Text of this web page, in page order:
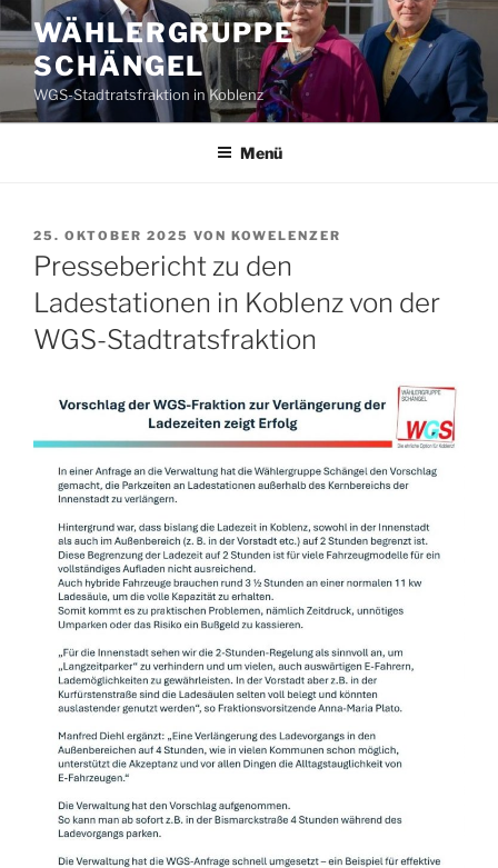
Zum
Inhalt
springen
WÄHLERGRUPPE
SCHÄNGEL
WGS-Stadtratsfraktion in Koblenz
Menü
VERÖFFENTLICHT
AM
25. OKTOBER 2025 VON KOWELENZER
Pressebericht zu den
Ladestationen in Koblenz von der
WGS-Stadtratsfraktion